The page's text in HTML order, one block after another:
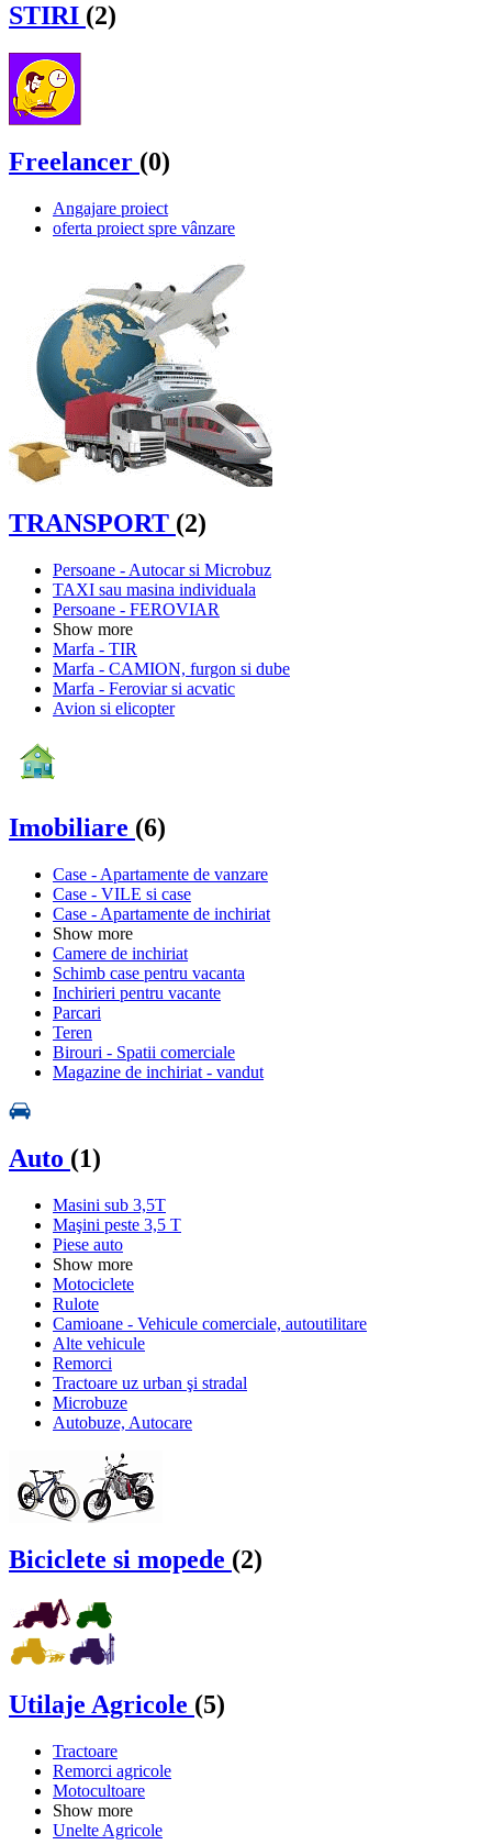
STIRI (2)
Freelancer (0)
Angajare proiect
oferta proiect spre vânzare
TRANSPORT (2)
Persoane - Autocar si Microbuz
TAXI sau masina individuala
Persoane - FEROVIAR
Show more
Marfa - TIR
Marfa - CAMION, furgon si dube
Marfa - Feroviar si acvatic
Avion si elicopter
Imobiliare (6)
Case - Apartamente de vanzare
Case - VILE si case
Case - Apartamente de inchiriat
Show more
Camere de inchiriat
Schimb case pentru vacanta
Inchirieri pentru vacante
Parcari
Teren
Birouri - Spatii comerciale
Magazine de inchiriat - vandut
Auto (1)
Masini sub 3,5T
Maşini peste 3,5 T
Piese auto
Show more
Motociclete
Rulote
Camioane - Vehicule comerciale, autoutilitare
Alte vehicule
Remorci
Tractoare uz urban şi stradal
Microbuze
Autobuze, Autocare
Biciclete si mopede (2)
Utilaje Agricole (5)
Tractoare
Remorci agricole
Motocultoare
Show more
Unelte Agricole